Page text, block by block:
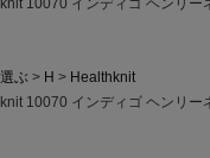
ぶ H
Healthknit
10070 インディゴ ヘンリー